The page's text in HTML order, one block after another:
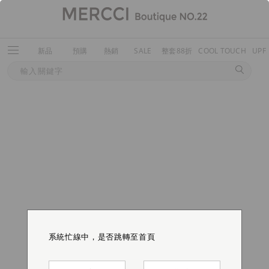
新品 預購 熱銷 SALE 整套88折 COOL TOUCH
系統忙線中，是否跳轉至首頁
系統忙線中，是否跳轉至首頁
系統忙線中，是否跳轉至首頁
系統忙線中，是否跳轉至首頁
系統忙線中，是否跳轉至首頁